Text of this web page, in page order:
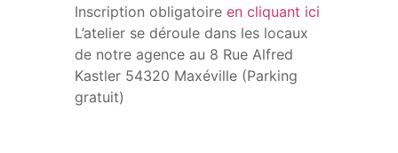
Inscription obligatoire en cliquant ici
L’atelier se déroule dans les locaux
de notre agence au 8 Rue Alfred
Kastler 54320 Maxéville (Parking
gratuit)